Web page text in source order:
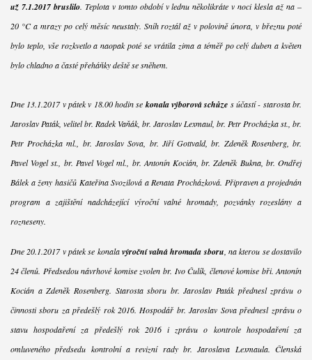
už 7.1.2017 bruslilo. Teplota v tomto období v lednu několikráte v noci klesla až na –
20 °C a mrazy po celý měsíc neustaly. Sníh roztál až v polovině února, v březnu poté
bylo teplo, vše rozkvetlo a naopak poté se vrátila zima a téměř po celý duben a květen
bylo chladno a časté přeháňky deště se sněhem.
Dne 13.1.2017 v pátek v 18.00 hodin se konala výborová schůze s účastí - starosta br.
Jaroslav Paták, velitel br. Radek Vaňák, br. Jaroslav Lexmaul, br. Petr Procházka st., br.
Petr Procházka ml., br. Jaroslav Sova, br. Jiří Gottvald, br. Zdeněk Rosenberg, br.
Pavel Vogel st., br. Pavel Vogel ml., br. Antonín Kocián, br. Zdeněk Bukna, br. Ondřej
Bálek a ženy hasičů Kateřina Svozilová a Renata Procházková. Připraven a projednán
program a zajištění nadcházející výroční valné hromady, pozvánky rozeslány a
rozneseny.
Dne 20.1.2017 v pátek se konalavýroční valná hromada sboru , na kterou se dostavilo
24 členů. Předsedou návrhové komise zvolen br. Ivo Čulík, členové komise bři. Antonín
Kocián a Zdeněk Rosenberg. Starosta sboru br. Jaroslav Paták přednesl zprávu o
činnosti sboru za předešlý rok 2016. Hospodář br. Jaroslav Sova přednesl zprávu o
stavu hospodaření za předešlý rok 2016 i zprávu o kontrole hospodaření za
omluveného předsedu kontrolní a revizní rady br. Jaroslava Lexmaula. Členská